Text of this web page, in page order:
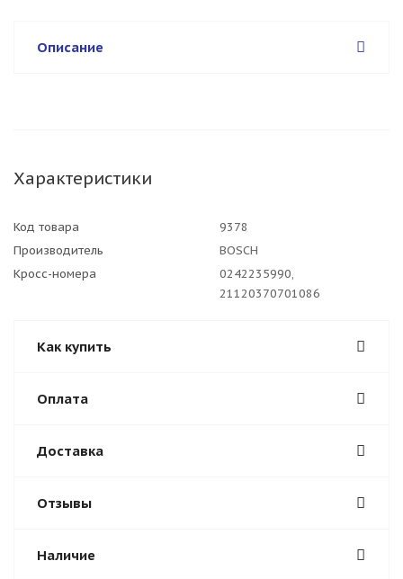
Описание
Характеристики
Код товара
9378
Производитель
BOSCH
Кросс-номера
0242235990,
21120370701086
Как купить
Оплата
Доставка
Отзывы
Наличие